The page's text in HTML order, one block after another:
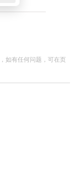
如有任何问题，可在页